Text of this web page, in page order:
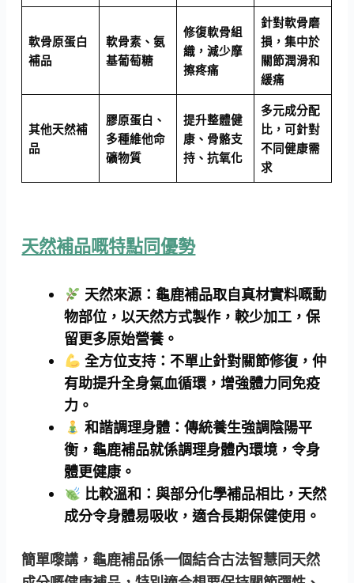
軟骨原蛋白
補品
軟骨素、氨
基葡萄糖
修復軟骨組
織，減少摩
擦疼痛
針對軟骨磨
損，集中於
關節潤滑和
緩痛
其他天然補
品
膠原蛋白、
多種維他命
礦物質
提升整體健
康、骨骼支
持、抗氧化
多元成分配
比，可針對
不同健康需
求
天然補品嘅特點同優勢
天然來源： 龜鹿補品取自真材實料嘅動
物部位，以天然方式製作，較少加工，保
留更多原始營養。
全方位支持： 不單止針對關節修復，仲
有助提升全身氣血循環，增強體力同免疫
力。
和諧調理身體： 傳統養生強調陰陽平
衡，龜鹿補品就係調理身體內環境，令身
體更健康。
比較溫和： 與部分化學補品相比，天然
成分令身體易吸收，適合長期保健使用。
簡單嚟講，龜鹿補品係一個結合古法智慧同天然